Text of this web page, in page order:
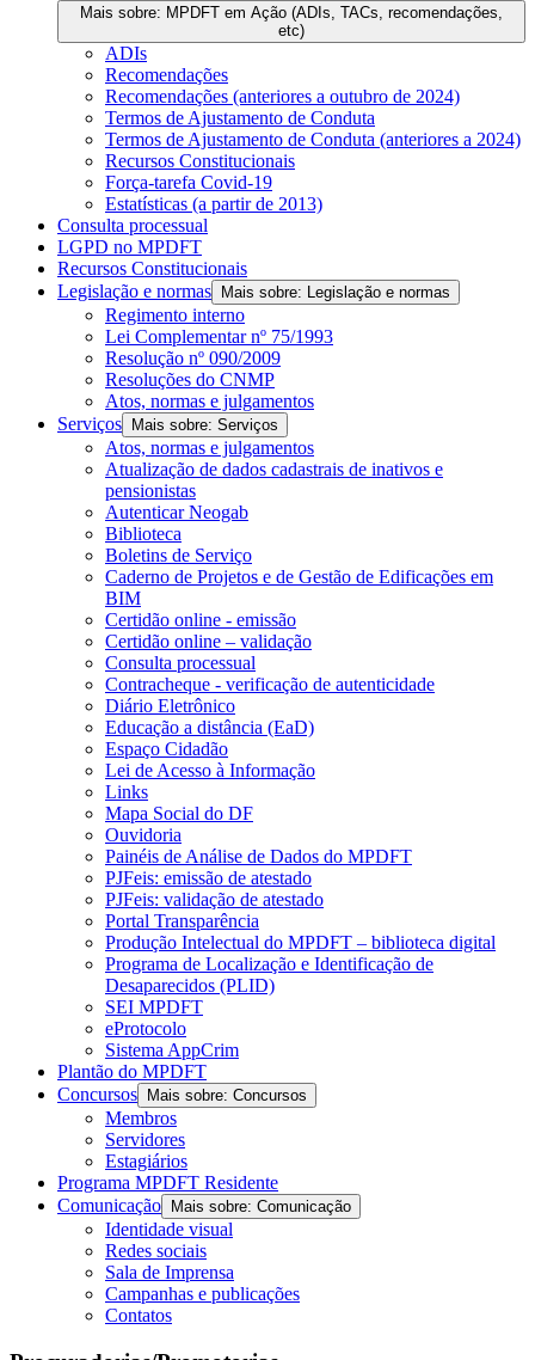
Mais sobre: MPDFT em Ação (ADIs, TACs, recomendações,
etc)
ADIs
Recomendações
Recomendações (anteriores a outubro de 2024)
Termos de Ajustamento de Conduta
Termos de Ajustamento de Conduta (anteriores a 2024)
Recursos Constitucionais
Força-tarefa Covid-19
Estatísticas (a partir de 2013)
Consulta processual
LGPD no MPDFT
Recursos Constitucionais
Legislação e normas
Mais sobre: Legislação e normas
Regimento interno
Lei Complementar nº 75/1993
Resolução nº 090/2009
Resoluções do CNMP
Atos, normas e julgamentos
Serviços
Mais sobre: Serviços
Atos, normas e julgamentos
Atualização de dados cadastrais de inativos e
pensionistas
Autenticar Neogab
Biblioteca
Boletins de Serviço
Caderno de Projetos e de Gestão de Edificações em
BIM
Certidão online - emissão
Certidão online – validação
Consulta processual
Contracheque - verificação de autenticidade
Diário Eletrônico
Educação a distância (EaD)
Espaço Cidadão
Lei de Acesso à Informação
Links
Mapa Social do DF
Ouvidoria
Painéis de Análise de Dados do MPDFT
PJFeis: emissão de atestado
PJFeis: validação de atestado
Portal Transparência
Produção Intelectual do MPDFT – biblioteca digital
Programa de Localização e Identificação de
Desaparecidos (PLID)
SEI MPDFT
eProtocolo
Sistema AppCrim
Plantão do MPDFT
Concursos
Mais sobre: Concursos
Membros
Servidores
Estagiários
Programa MPDFT Residente
Comunicação
Mais sobre: Comunicação
Identidade visual
Redes sociais
Sala de Imprensa
Campanhas e publicações
Contatos